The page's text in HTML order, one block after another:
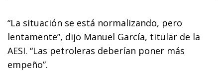
“La situación se está normalizando, pero
lentamente”, dijo Manuel García, titular de la
AESI. “Las petroleras deberían poner más
empeño”.